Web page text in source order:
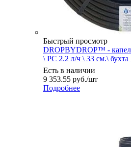
Быстрый просмотр
DROPBYDROP™ -
\ PC 2.2 л/ч \ 33 см.\
Есть в наличии
9 353.55 руб./шт
Подробнее